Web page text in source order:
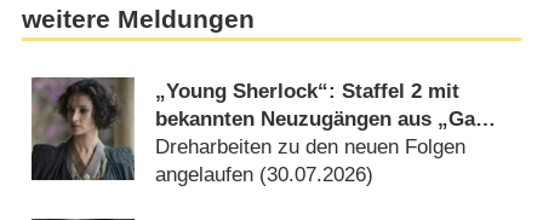
weitere Meldungen
„Young Sherlock“: Staffel 2 mit
bekannten Neuzugängen aus „Game
of Thrones“ und „Outlander“
Dreharbeiten zu den neuen Folgen
angelaufen (30.07.2026)